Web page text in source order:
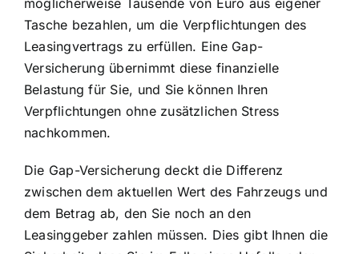
möglicherweise Tausende von Euro aus eigener
Tasche bezahlen, um die Verpflichtungen des
Leasingvertrags zu erfüllen. Eine Gap-
Versicherung übernimmt diese finanzielle
Belastung für Sie, und Sie können Ihren
Verpflichtungen ohne zusätzlichen Stress
nachkommen.
Die Gap-Versicherung deckt die Differenz
zwischen dem aktuellen Wert des Fahrzeugs und
dem Betrag ab, den Sie noch an den
Leasinggeber zahlen müssen. Dies gibt Ihnen die